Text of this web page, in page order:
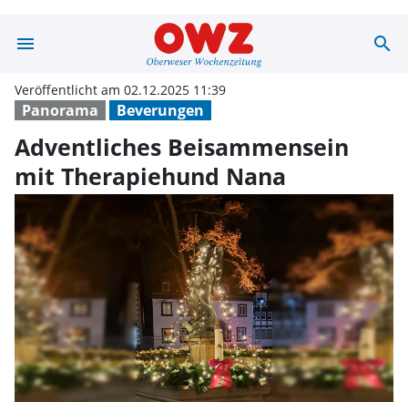
menu Adventliches search
Panorama Beverungen
Veröffentlicht am 02.12.2025 11:39
Adventliches Beisammensein
mit Therapiehund Nana